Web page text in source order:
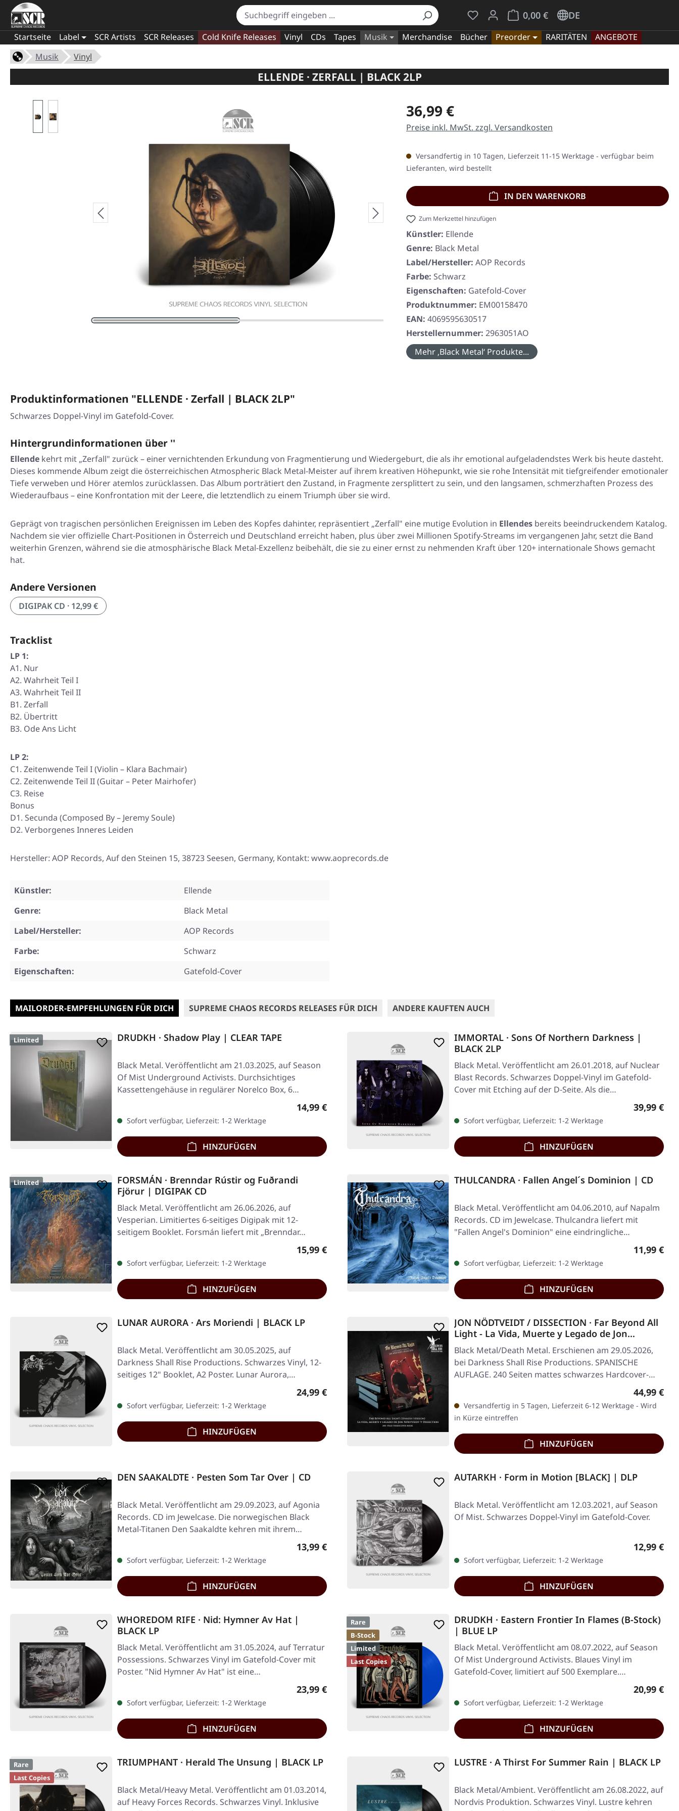
Du hast 0 Produkte auf dem Merkzettel
0,00 €
Warenkorb enthält 0 Positionen. Der
DE
Startseite Label SCR Artists SCR Releases Cold Knife Releases Vinyl CDs Tapes Musik Merchandise Bücher Preorder RARITÄTEN
ANGEBOTE
Musik
Vinyl
ELLENDE · ZERFALL | BLACK 2LP
Regulärer Preis:
36,99 €
Preise inkl. MwSt. zzgl. Versandkosten
Versandfertig in 10 Tagen, Lieferzeit 11-15 Werktage - verfügbar beim
Lieferanten, wird bestellt
IN DEN WARENKORB
Zum Merkzettel hinzufügen
Künstler: Ellende
Genre: Black Metal
Label/Hersteller: AOP Records
Farbe: Schwarz
Eigenschaften: Gatefold-Cover
Produktnummer: EM00158470
EAN: 4069595630517
Herstellernummer: 2963051AO
Mehr ‚Black Metal‘ Produkte...
Produktinformationen "ELLENDE · Zerfall | BLACK 2LP"
Schwarzes Doppel-Vinyl im Gatefold-Cover.
Hintergrundinformationen über ''
Ellende kehrt mit „Zerfall" zurück – einer vernichtenden Erkundung von Fragmentierung und Wiedergeburt, die als ihr emotional aufgeladendstes Werk bis heute dasteht.
Dieses kommende Album zeigt die österreichischen Atmospheric Black Metal-Meister auf ihrem kreativen Höhepunkt, wie sie rohe Intensität mit tiefgreifender emotionaler
Tiefe verweben und Hörer atemlos zurücklassen. Das Album porträtiert den Zustand, in Fragmente zersplittert zu sein, und den langsamen, schmerzhaften Prozess des
Wiederaufbaus – eine Konfrontation mit der Leere, die letztendlich zu einem Triumph über sie wird.
Geprägt von tragischen persönlichen Ereignissen im Leben des Kopfes dahinter, repräsentiert „Zerfall" eine mutige Evolution in Ellendes bereits beeindruckendem Katalog.
Nachdem sie vier offizielle Chart-Positionen in Österreich und Deutschland erreicht haben, plus über zwei Millionen Spotify-Streams im vergangenen Jahr, setzt die Band
weiterhin Grenzen, während sie die atmosphärische Black Metal-Exzellenz beibehält, die sie zu einer ernst zu nehmenden Kraft über 120+ internationale Shows gemacht
hat.
Andere Versionen
DIGIPAK CD · 12,99 €
Tracklist
LP 1:
A1. Nur
A2. Wahrheit Teil I
A3. Wahrheit Teil II
B1. Zerfall
B2. Übertritt
B3. Ode Ans Licht
LP 2:
C1. Zeitenwende Teil I (Violin – Klara Bachmair)
C2. Zeitenwende Teil II (Guitar – Peter Mairhofer)
C3. Reise
Bonus
D1. Secunda (Composed By – Jeremy Soule)
D2. Verborgenes Inneres Leiden
Hersteller: AOP Records, Auf den Steinen 15, 38723 Seesen, Germany, Kontakt: www.aoprecords.de
Künstler:
Ellende
Genre:
Black Metal
Label/Hersteller:
AOP Records
Farbe:
Schwarz
Eigenschaften:
Gatefold-Cover
MAILORDER-EMPFEHLUNGEN FÜR DICH SUPREME CHAOS RECORDS RELEASES FÜR DICH ANDERE KAUFTEN AUCH
Limited DRUDKH · Shadow Play | CLEAR TAPE
Black Metal. Veröffentlicht am 21.03.2025, auf Season
Of Mist Underground Activists. Durchsichtiges
Kassettengehäuse in regulärer Norelco Box, 6…
Regulärer Preis:
14,99 €
Sofort verfügbar, Lieferzeit: 1-2 Werktage
HINZUFÜGEN
IMMORTAL · Sons Of Northern Darkness |
BLACK 2LP
Black Metal. Veröffentlicht am 26.01.2018, auf Nuclear
Blast Records. Schwarzes Doppel-Vinyl im Gatefold-
Cover mit Etching auf der D-Seite. Als die…
Regulärer
39,99 €
Sofort verfügbar, Lieferzeit: 1-2 Werktage
HINZUFÜGEN
Limited
FORSMÁN · Brenndar Rústir og Fuðrandi
Fjörur | DIGIPAK CD
Black Metal. Veröffentlicht am 26.06.2026, auf
Vesperian. Limitiertes 6-seitiges Digipak mit 12-
seitigem Booklet. Forsmán liefert mit „Brenndar…
Regulärer Preis:
15,99 €
Sofort verfügbar, Lieferzeit: 1-2 Werktage
HINZUFÜGEN
THULCANDRA · Fallen Angel´s Dominion | CD
Black Metal. Veröffentlicht am 04.06.2010, auf Napalm
Records. CD im Jewelcase. Thulcandra liefert mit
"Fallen Angel's Dominion" eine eindringliche…
Regulärer
11,99 €
Sofort verfügbar, Lieferzeit: 1-2 Werktage
HINZUFÜGEN
LUNAR AURORA · Ars Moriendi | BLACK LP
Black Metal. Veröffentlicht am 30.05.2025, auf
Darkness Shall Rise Productions. Schwarzes Vinyl, 12-
seitiges 12" Booklet, A2 Poster. Lunar Aurora,…
Regulärer Preis:
24,99 €
Sofort verfügbar, Lieferzeit: 1-2 Werktage
HINZUFÜGEN
JON NÖDTVEIDT / DISSECTION · Far Beyond All
Light - La Vida, Muerte y Legado de Jon
Nödtveidt y Dissection (Spanish) | HARDCOVER
BOOK
Black Metal/Death Metal. Erschienen am 29.05.2026,
bei Darkness Shall Rise Productions. SPANISCHE
AUFLAGE. 240 Seiten mattes schwarzes Hardcover-
Regulärer
44,99 €
Versandfertig in 5 Tagen, Lieferzeit 6-12 Werktage - Wird
in Kürze eintreffen
HINZUFÜGEN
DEN SAAKALDTE · Pesten Som Tar Over | CD
Black Metal. Veröffentlicht am 29.09.2023, auf Agonia
Records. CD im Jewelcase. Die norwegischen Black
Metal-Titanen Den Saakaldte kehren mit ihrem…
Regulärer Preis:
13,99 €
Sofort verfügbar, Lieferzeit: 1-2 Werktage
HINZUFÜGEN
AUTARKH · Form in Motion [BLACK] | DLP
Black Metal. Veröffentlicht am 12.03.2021, auf Season
Of Mist. Schwarzes Doppel-Vinyl im Gatefold-Cover.
Regulärer
12,99 €
Sofort verfügbar, Lieferzeit: 1-2 Werktage
HINZUFÜGEN
WHOREDOM RIFE · Nid: Hymner Av Hat |
BLACK LP
Black Metal. Veröffentlicht am 31.05.2024, auf Terratur
Possessions. Schwarzes Vinyl im Gatefold-Cover mit
Poster. "Nid Hymner Av Hat" ist eine…
Regulärer Preis:
23,99 €
Sofort verfügbar, Lieferzeit: 1-2 Werktage
HINZUFÜGEN
Rare
B-Stock
Limited
Last Copies
DRUDKH · Eastern Frontier In Flames (B-Stock)
| BLUE LP
Black Metal. Veröffentlicht am 08.07.2022, auf Season
Of Mist Underground Activists. Blaues Vinyl im
Gatefold-Cover, limitiert auf 500 Exemplare.…
Regulärer
20,99 €
Sofort verfügbar, Lieferzeit: 1-2 Werktage
HINZUFÜGEN
Rare
Last Copies
TRIUMPHANT · Herald The Unsung | BLACK LP
Black Metal/Heavy Metal. Veröffentlicht am 01.03.2014,
auf Heavy Forces Records. Schwarzes Vinyl. Inklusive
LUSTRE · A Thirst For Summer Rain | BLACK LP
Black Metal/Ambient. Veröffentlicht am 26.08.2022, auf
Nordvis Produktion. Schwarzes Vinyl. Lustre kehren